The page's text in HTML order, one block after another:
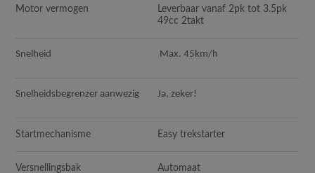
Motor vermogen
Leverbaar vanaf 2pk tot 3.5pk
49cc 2takt
Snelheid Max. 45km/h
Snelheidsbegrenzer aanwezig Ja, zeker!
Startmechanisme Easy trekstarter
Versnellingsbak Automaat